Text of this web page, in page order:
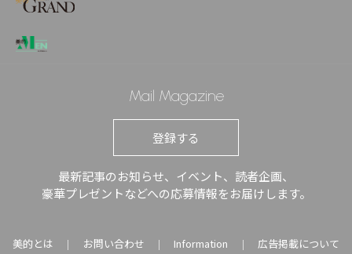
Mail Magazine
登録する
最新記事のお知らせ、イベント、読者企画、
豪華プレゼントなどへの応募情報をお届けします。
美的とは ｜ お問い合わせ ｜ Information ｜ 広告掲載について